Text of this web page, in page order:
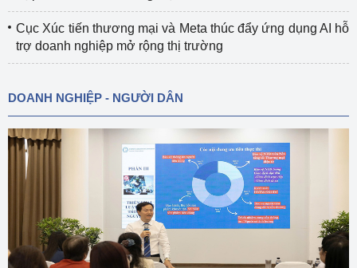
Cục Xúc tiến thương mại và Meta thúc đẩy ứng dụng AI hỗ
trợ doanh nghiệp mở rộng thị trường
DOANH NGHIỆP - NGƯỜI DÂN